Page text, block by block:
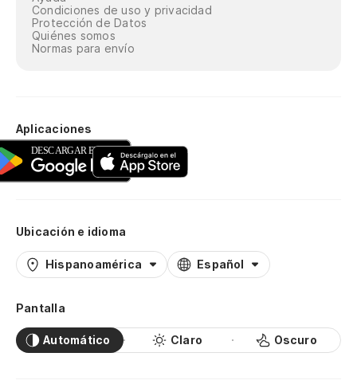
Condiciones de uso y privacidad
Protección de Datos
Quiénes somos
Normas para envío
Aplicaciones
Ubicación e idioma
Hispanoamérica Español
Pantalla
Automático Claro Oscuro